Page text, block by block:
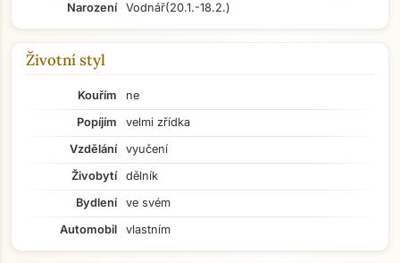
Narození
Vodnář(20.1.-18.2.)
Životní styl
Kouřím
ne
Popíjím
velmi zřídka
Vzdělání
vyučení
Živobytí
dělník
Bydlení
ve svém
Automobil
vlastním